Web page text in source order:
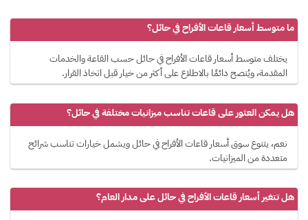
ما متوسط أسعار قاعات الأفراح في حائل؟
يختلف متوسط أسعار قاعات الأفراح في حائل حسب القاعة والخدمات
المقدمة، ويُنصح دائمًا بالاطلاع على أكثر من خيار قبل اتخاذ القرار.
هل يمكن العثور على قاعات تناسب ميزانيات مختلفة في حائل؟
نعم، يتنوع سوق أسعار قاعات الأفراح في حائل ويشمل خيارات تناسب شرائح
متعددة من الميزانيات.
هل تتغير أسعار قاعات الأفراح في حائل على مدار العام؟